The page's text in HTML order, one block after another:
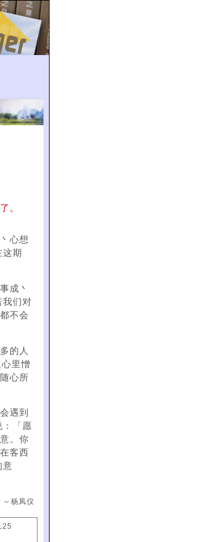
。
心想
期
成丶
我们对
不会
的人
里憎
心所
遇到
「愿
。你
客西
意
～杨凤仪